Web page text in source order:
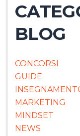
BLOG
CONCORSI
GUIDE
MARKETING
MINDSET
NEWS